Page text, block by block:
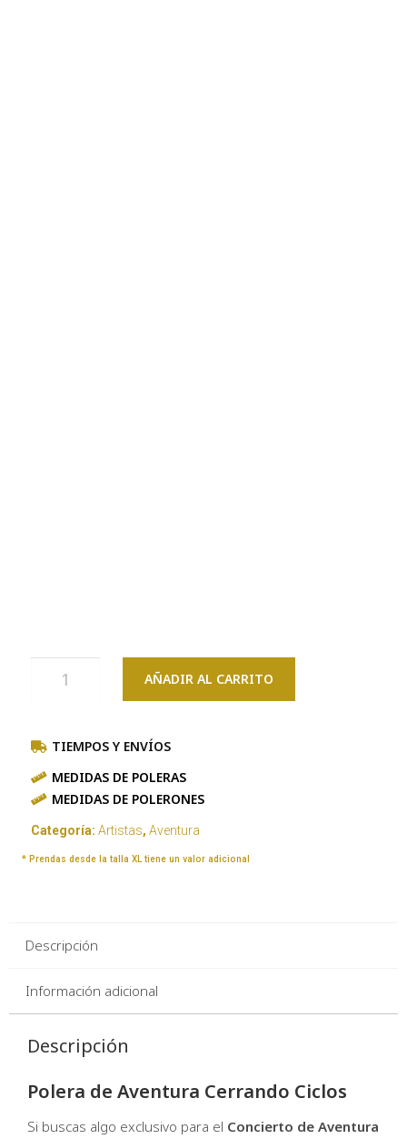
AÑADIR AL CARRITO
TIEMPOS Y ENVÍOS
MEDIDAS DE POLERAS
MEDIDAS DE POLERONES
Categoría: Artistas, Aventura
* Prendas desde la talla XL tiene un valor adicional
Descripción
Información adicional
Descripción
Polera de Aventura Cerrando Ciclos
Si buscas algo exclusivo para el Concierto de Aventura